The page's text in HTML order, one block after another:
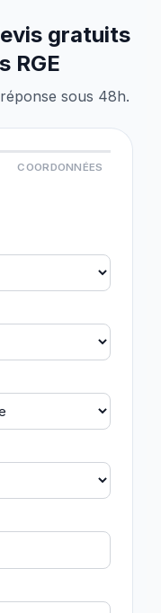
gratuits
RGE
sous 48h.
COORDONNÉES